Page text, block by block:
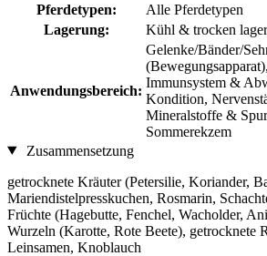
Pferdetypen:
Alle Pferdetypen
Lagerung:
Kühl & trocken
Anwendungsbereich:
Gelenke/Bänder/
Immunsystem &
Kondition,
Mineralstoffe &
Sommerekzem
Zusammensetzung
getrocknete Kräuter (Petersilie, Koriander,
Mariendistelpresskuchen, Rosmarin,
Früchte (Hagebutte, Fenchel, Wacholder,
Wurzeln (Karotte, Rote Beete), getrocknete
Leinsamen, Knoblauch